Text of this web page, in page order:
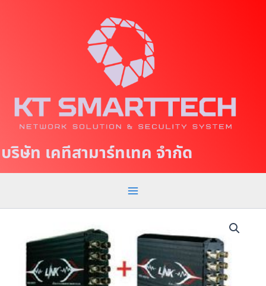
eบริษัท เคทีสามาร์ทเทค จำกัด
a
n
M
e